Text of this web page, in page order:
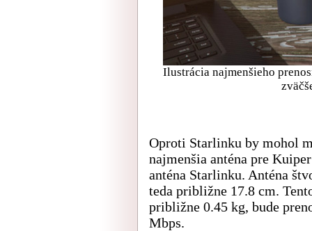
Ilustrácia najmenšieho
Oproti Starlinku by mohol
najmenšia anténa pre
anténa Starlinku. Anténa
teda približne 17.8 cm.
približne 0.45 kg, bude
Mbps.